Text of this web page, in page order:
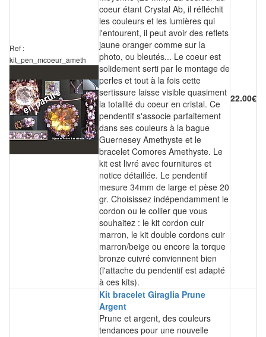
Ref :
kit_pen_mcoeur_ameth
coeur étant Crystal Ab, il réfléchit
les couleurs et les lumières qui
l'entourent, il peut avoir des reflets
jaune oranger comme sur la
photo, ou bleutés... Le coeur est
solidement serti par le montage de
perles et tout à la fois cette
sertissure laisse visible quasiment
la totalité du coeur en cristal. Ce
pendentif s'associe parfaitement
dans ses couleurs à la bague
Guernesey Amethyste et le
bracelet Comores Amethyste. Le
kit est livré avec fournitures et
notice détaillée. Le pendentif
mesure 34mm de large et pèse 20
gr. Choisissez indépendamment le
cordon ou le collier que vous
souhaitez : le kit cordon cuir
marron, le kit double cordons cuir
marron/beige ou encore la torque
bronze cuivré conviennent bien
(l'attache du pendentif est adapté
à ces kits).
22.00€
Kit bracelet Giraglia Prune
Argent
Prune et argent, des couleurs
tendances pour une nouvelle